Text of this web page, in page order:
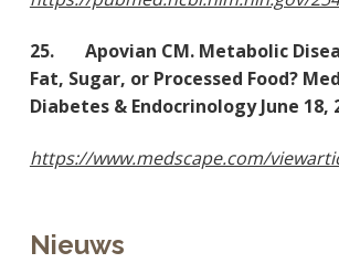
25. Apovian CM. Metabolic
Fat, Sugar, or Processed Food?
Diabetes & Endocrinology June 18,
https://www.medscape.com/
Nieuws